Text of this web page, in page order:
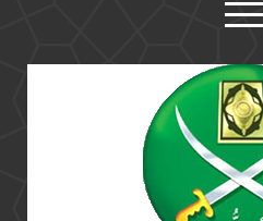
open
menu
شخصية
أكاديمية
صحافية